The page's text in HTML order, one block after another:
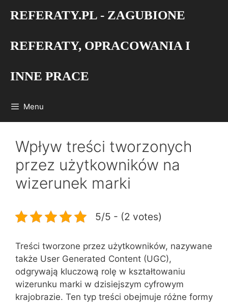
REFERATY.PL - ZAGUBIONE
REFERATY, OPRACOWANIA I
INNE PRACE
Menu
Wpływ treści tworzonych
przez użytkowników na
wizerunek marki
5/5 - (2 votes)
Treści tworzone przez użytkowników, nazywane
także User Generated Content (UGC),
odgrywają kluczową rolę w kształtowaniu
wizerunku marki w dzisiejszym cyfrowym
krajobrazie. Ten typ treści obejmuje różne formy